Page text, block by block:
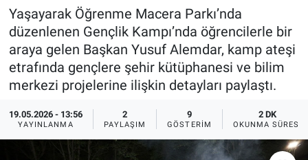
Yaşayarak Öğrenme Macera Parkı’nda
düzenlenen Gençlik Kampı’nda öğrencilerle bir
araya gelen Başkan Yusuf Alemdar, kamp ateşi
etrafında gençlere şehir kütüphanesi ve bilim
merkezi projelerine ilişkin detayları paylaştı.
19.05.2026 - 13:56
YAYINLANMA
2
PAYLAŞIM
9
GÖSTERIM
2 DK
OKUNMA SÜRESI